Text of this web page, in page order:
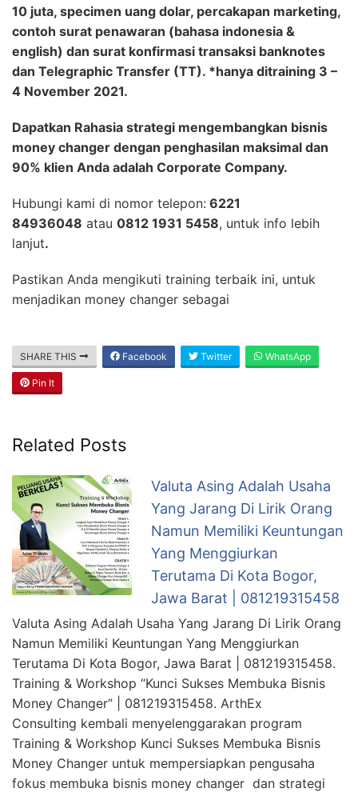
10 juta, specimen uang dolar, percakapan marketing,
contoh surat penawaran (bahasa indonesia &
english) dan surat konfirmasi transaksi banknotes
dan Telegraphic Transfer (TT). *hanya ditraining 3 –
4 November 2021.
Dapatkan Rahasia strategi mengembangkan bisnis
money changer dengan penghasilan maksimal dan
90% klien Anda adalah Corporate Company.
Hubungi kami di nomor telepon: 6221
84936048 atau 0812 1931 5458, untuk info lebih
lanjut.
Pastikan Anda mengikuti training terbaik ini, untuk
menjadikan money changer sebagai
SHARE THIS Facebook Twitter WhatsApp
Pin It
Related Posts
Valuta Asing Adalah Usaha
Yang Jarang Di Lirik Orang
Namun Memiliki Keuntungan
Yang Menggiurkan
Terutama Di Kota Bogor,
Jawa Barat | 081219315458
Valuta Asing Adalah Usaha Yang Jarang Di Lirik Orang
Namun Memiliki Keuntungan Yang Menggiurkan
Terutama Di Kota Bogor, Jawa Barat | 081219315458.
Training & Workshop “Kunci Sukses Membuka Bisnis
Money Changer” | 081219315458. ArthEx
Consulting kembali menyelenggarakan program
Training & Workshop Kunci Sukses Membuka Bisnis
Money Changer untuk mempersiapkan pengusaha
fokus membuka bisnis money changer dan strategi